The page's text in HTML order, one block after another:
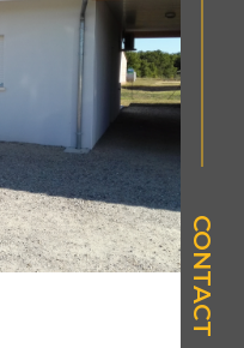
CONTACT